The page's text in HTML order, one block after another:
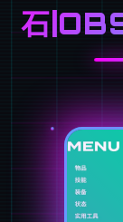
石